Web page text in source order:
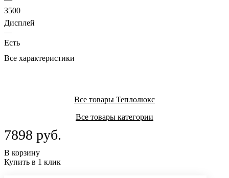
3500
Дисплей
—
Есть
Все характеристики
Все товары Теплолюкс
Все товары категории
7898 руб.
В корзину
Купить в 1 клик